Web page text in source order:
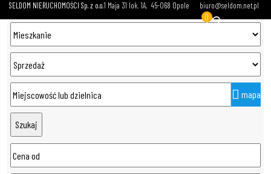
SELDOM NIERUCHOMOŚCI Sp. z o.o.1 Maja 31 lok. 1A 45-068 Opole biuro@seldom.net.pl
0
mapa